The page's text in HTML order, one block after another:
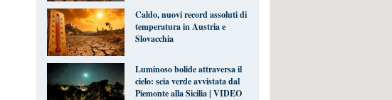
Caldo, nuovi record assoluti di
temperatura in Austria e
Slovacchia
Luminoso bolide attraversa il
cielo: scia verde avvistata dal
Piemonte alla Sicilia | VIDEO